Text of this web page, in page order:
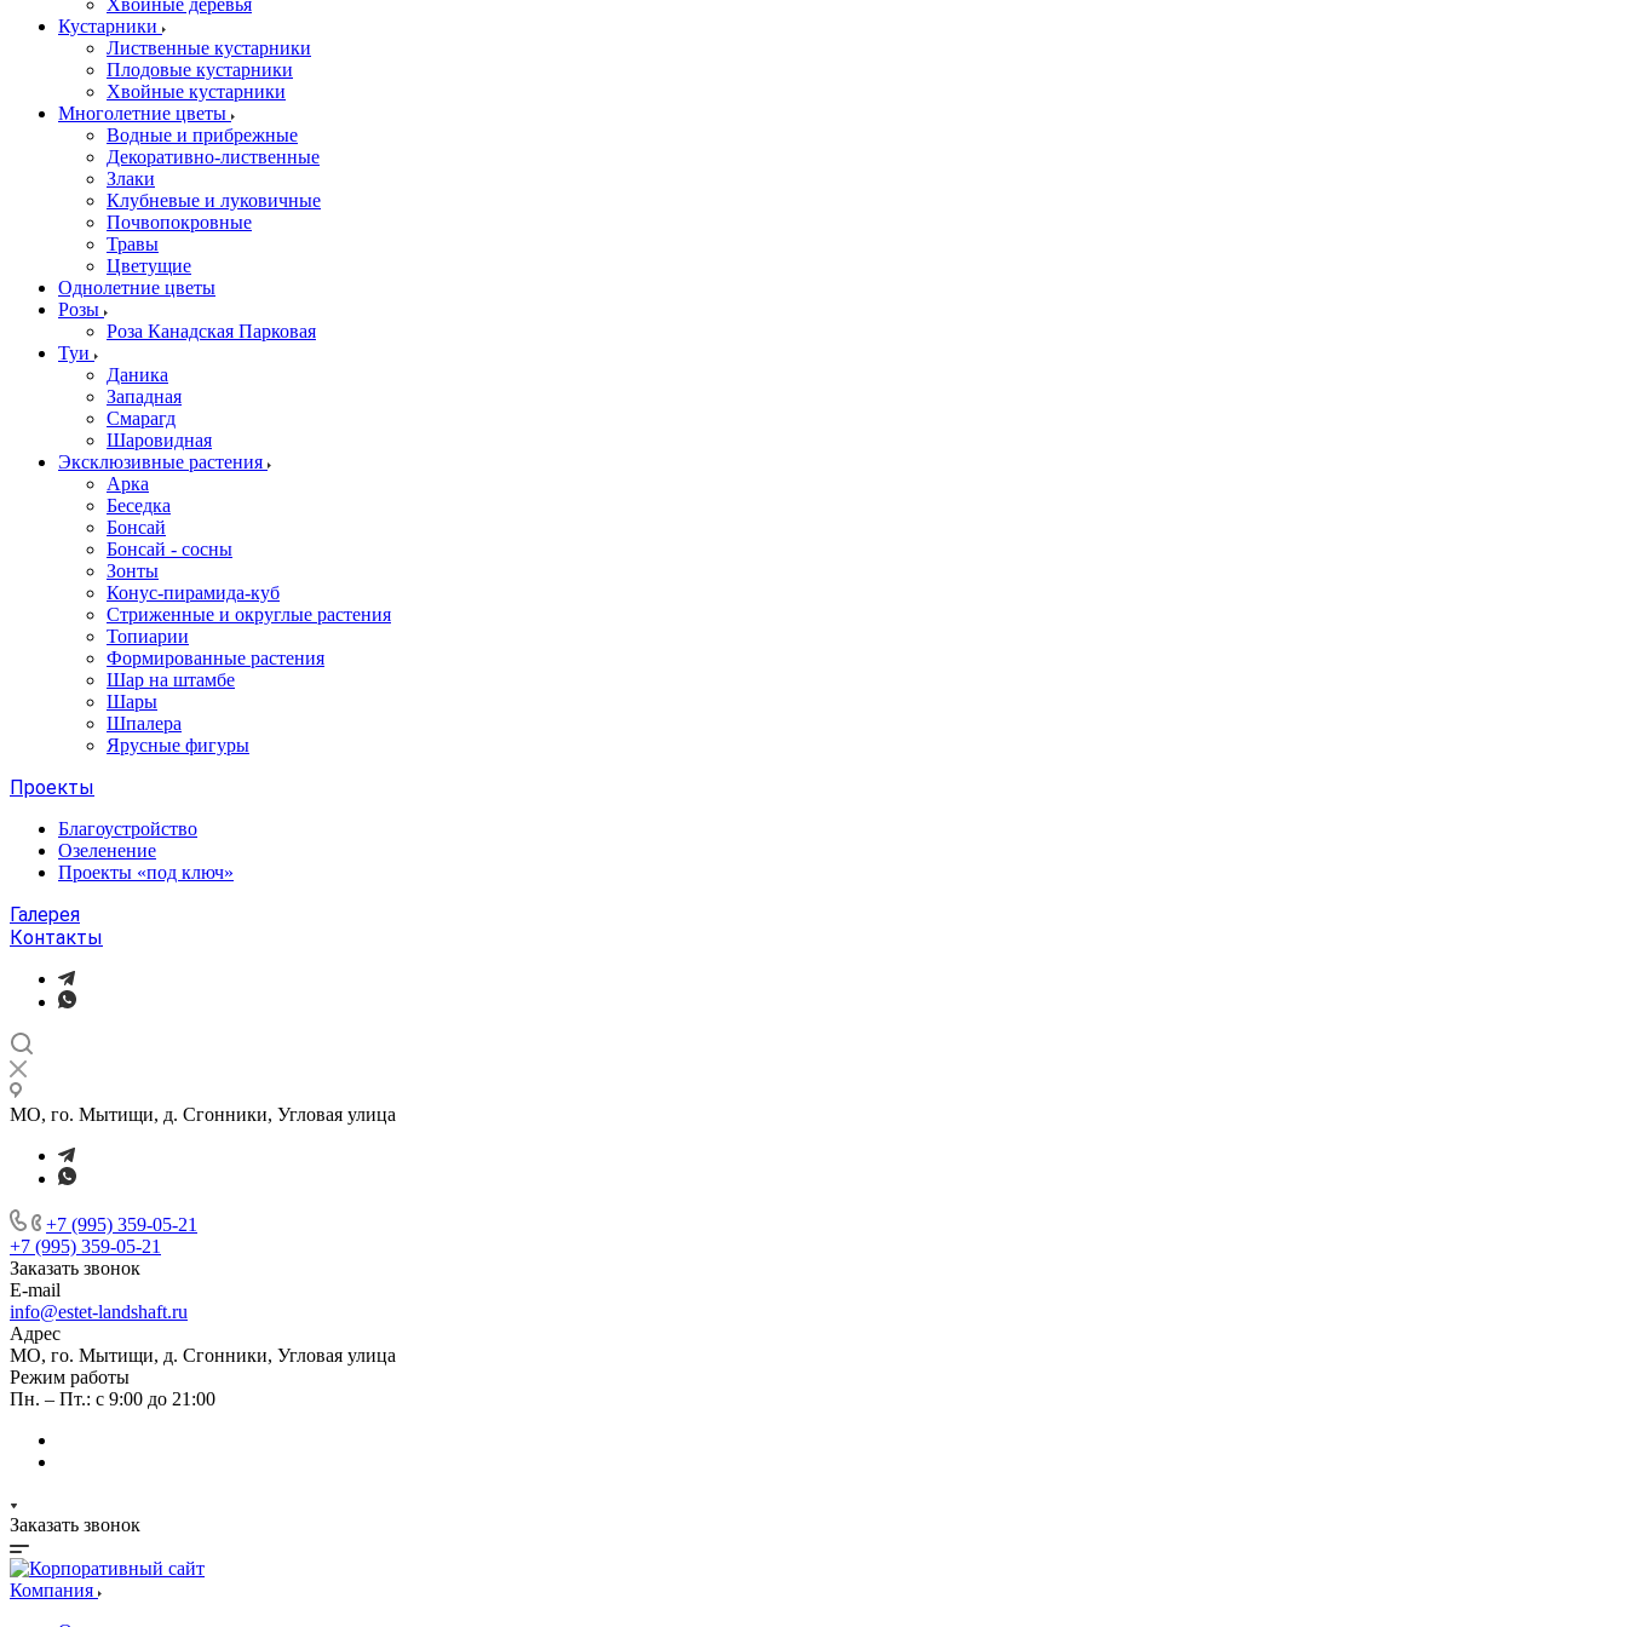
Хвойные деревья
Кустарники
Лиственные кустарники
Плодовые кустарники
Хвойные кустарники
Многолетние цветы
Водные и прибрежные
Декоративно-лиственные
Злаки
Клубневые и луковичные
Почвопокровные
Травы
Цветущие
Однолетние цветы
Розы
Роза Канадская Парковая
Туи
Даника
Западная
Смарагд
Шаровидная
Эксклюзивные растения
Арка
Беседка
Бонсай
Бонсай - сосны
Зонты
Конус-пирамида-куб
Стриженные и округлые растения
Топиарии
Формированные растения
Шар на штамбе
Шары
Шпалера
Ярусные фигуры
Проекты
Благоустройство
Озеленение
Проекты «под ключ»
Галерея
Контакты
МО, го. Мытищи, д. Сгонники, Угловая улица
+7 (995) 359-05-21
+7 (995) 359-05-21
Заказать звонок
E-mail
info@estet-landshaft.ru
Адрес
МО, го. Мытищи, д. Сгонники, Угловая улица
Режим работы
Пн. – Пт.: с 9:00 до 21:00
Заказать звонок
Компания